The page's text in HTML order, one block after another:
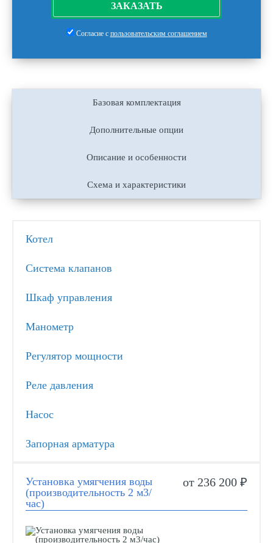
ЗАКАЗАТЬ
Согласие с пользовательским соглашением
Базовая комплектация
Дополнительные опции
Описание и особенности
Схема и характеристики
Котел
Система клапанов
Шкаф управления
Манометр
Регулятор мощности
Реле давления
Насос
Запорная арматура
Установка умягчения воды
(производительность 2 м3/
час)
от 236 200 ₽